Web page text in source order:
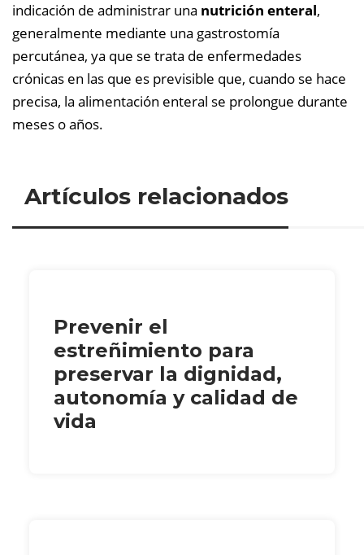
indicación de administrar una nutrición enteral,
generalmente mediante una gastrostomía
percutánea, ya que se trata de enfermedades
crónicas en las que es previsible que, cuando se hace
precisa, la alimentación enteral se prolongue durante
meses o años.
Artículos relacionados
Prevenir el
estreñimiento para
preservar la dignidad,
autonomía y calidad de
vida